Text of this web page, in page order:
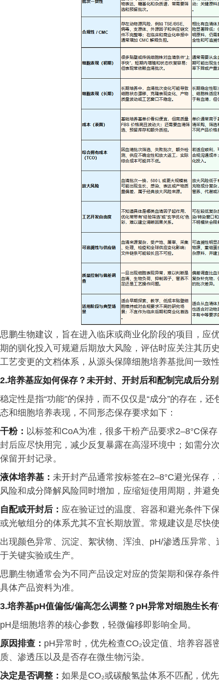
思鹏生物建议，旨在进入临床或商业化阶段的项目，应
期的驯化投入可规避后期放大风险，评估时应关注其历
工艺变更的文档体系，从源头保障细胞培养基批间一致
2.培养基应如何保存？未开封、开封后和配制完成后分
稳定性是指“功能”的保持，而不仅仅是“成分”的存在，
态和细胞培养表现，不同形态保存要求如下：
干粉： 以标签和CoA为准，很多干粉产品要求2–8°C保
封后应尽快用完，减少反复暴露在高湿环境中；如需分
保留开封记录。
液体培养基： 未开封产品通常按标签在2–8°C避光保存
风险和成分降解风险同时增加，应缩短使用周期，并避
自配或开封后： 应在验证过的温度、容器和避光条件下
或光敏组分的体系尤其不宜长期放置。常规建议是尽快
出现颜色异常、沉淀、絮状物、浑浊、pH/渗透压异常
于关键实验或生产。
思鹏生物通常会为不同产品设定对应的货架期和保存条
具体产品资料为准。
3.培养基pH值偏低/偏高怎么调整？ pH异常对细胞生长
pH是细胞培养的核心参数，轻微偏移即影响全局。
原因排查： pH异常时，优先检查CO₂设定值、培养容器
质、渗透压以及是否存在微生物污染。
决定是否调整： 如果是CO₂或碳酸氢盐体系不匹配，优